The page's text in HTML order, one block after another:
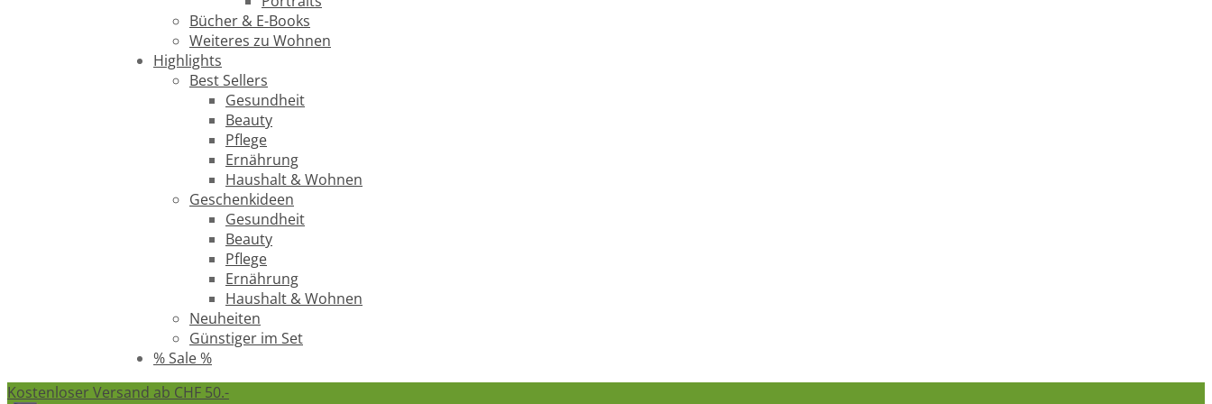
Bücher & E-Books
Weiteres zu Wohnen
Highlights
Best Sellers
Gesundheit
Beauty
Pflege
Ernährung
Haushalt & Wohnen
Geschenkideen
Gesundheit
Beauty
Pflege
Ernährung
Haushalt & Wohnen
Neuheiten
Günstiger im Set
% Sale %
Kostenloser Versand ab CHF 50.-